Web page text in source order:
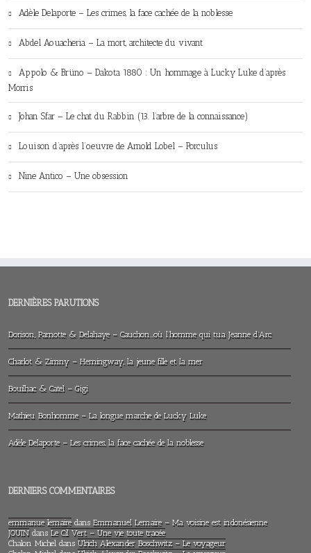
Adèle Delaporte – Les crimes, la face cachée de la noblesse
Abdel Aouacheria – La mort, architecte du vivant
Appolo & Brüno – Dakota 1880 : Un hommage à Lucky Luke d’après
Morris
Johan Sfar – Le chat du Rabbin (13. l’arbre de la connaissance)
Louison d’après l’oeuvre de Arnold Lobel – Porculus
Nine Antico – Une obsession
DERNIÈRES PARUTIONS
Dorison, Parnotte & Delahaye – Cauchon…où l’homme qui tua Jeanne d’Arc
Charlot & Zimny – Hemingway, la jeune fille et la mer
Bouilhac & Catel – Gigi
Mathieu Bonhomme – La longue marche de Lucky Luke
Adèle Delaporte – Les crimes, la face cachée de la noblesse
DERNIERS COMMENTAIRES
emmanue lemairedans Emmanuel Lemaire – Ma voisine est indonésienne
JOUINdans Le Cil Vert – Une vie toute tracée
Chalon Michel dans Ulrich Alexander Boschwitz – Le voyageur